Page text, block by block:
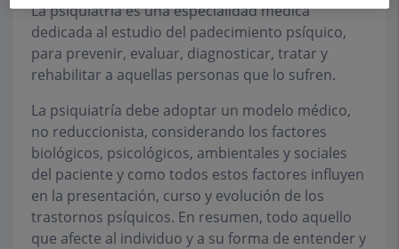
La psiquiatría es una especialidad médica
dedicada al estudio del padecimiento psíquico,
para prevenir, evaluar, diagnosticar, tratar y
rehabilitar a aquellas personas que lo sufren.
La psiquiatría debe adoptar un modelo médico,
no reduccionista, considerando los factores
biológicos, psicológicos, ambientales y sociales
del paciente y como todos estos factores influyen
en la presentación, curso y evolución de los
trastornos psíquicos. En resumen, todo aquello
que afecte al individuo y a su forma de entender y